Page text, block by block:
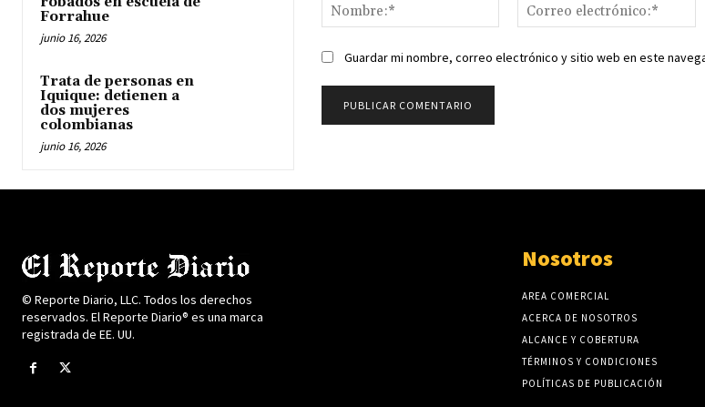
Forrahue
junio 16, 2026
Trata de personas en
Iquique: detienen a
dos mujeres
colombianas
junio 16, 2026
Nombre:*
Guardar mi nombre, correo electrónico y sitio web en este
© Reporte Diario, LLC. Todos los derechos
reservados. El Reporte Diario® es una marca
registrada de EE. UU.
Nosotros
AREA COMERCIAL
ACERCA DE NOSOTROS
ALCANCE Y COBERTURA
TÉRMINOS Y CONDICIONES
POLÍTICAS DE PUBLICACIÓN